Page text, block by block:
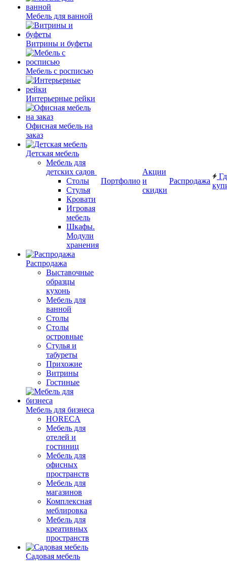
Мебель для ванной
Витрины и буфеты
Мебель с росписью
Интерьерные рейки
Офисная мебель на
заказ
Детская мебель
Мебель для
детских садов
Столы
Стулья
Кровати
Игровая
мебель
Шкафы.
Модули
хранения
Распродажа
Выставочные
образцы
кухонь
Мебель для
ванной
Столы
Столы
островные
Стулья и
табуреты
Прихожие
Витрины
Гостиные
Мебель для бизнеса
HORECA
Мебель для
отелей и
гостиниц
Мебель для
офисных
пространств
Мебель для
магазинов
Комплексная
меблировка
Мебель для
креативных
пространств
Садовая мебель
Портфолио
Акции
и
скидки
Распродажа